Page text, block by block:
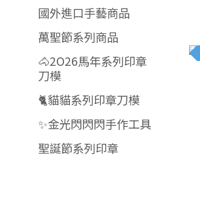
國外進口手藝商品
萬聖節系列商品
🐴2O26馬年系列印章
刀模
🐈貓貓系列印章刀模
✨金光閃閃閃手作工具
聖誕節系列印章